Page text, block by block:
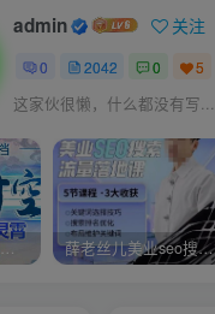
admin 关注
0 2042 0 5
这家伙很懒，什么都没有写...
外面收费1980的抖音武动时空直播项目，无需真人出镜，实时互动直播【软件+详细教程】 薛老丝儿美业seo搜索流量落地课，一周暴涨20w粉丝，全干货讲解